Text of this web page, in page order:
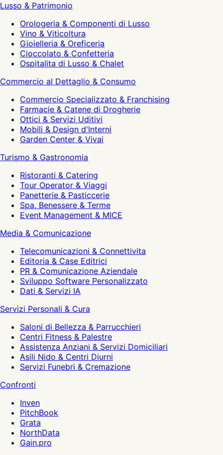
Lusso & Patrimonio
Orologeria & Componenti di Lusso
Vino & Viticoltura
Gioielleria & Oreficeria
Cioccolato & Confetteria
Ospitalita di Lusso & Chalet
Commercio al Dettaglio & Consumo
Commercio Specializzato & Franchising
Farmacie & Catene di Drogherie
Ottici & Servizi Uditivi
Mobili & Design d'Interni
Garden Center & Vivai
Turismo & Gastronomia
Ristoranti & Catering
Tour Operator & Viaggi
Panetterie & Pasticcerie
Spa, Benessere & Terme
Event Management & MICE
Media & Comunicazione
Telecomunicazioni & Connettivita
Editoria & Case Editrici
PR & Comunicazione Aziendale
Sviluppo Software Personalizzato
Dati & Servizi IA
Servizi Personali & Cura
Saloni di Bellezza & Parrucchieri
Centri Fitness & Palestre
Assistenza Anziani & Servizi Domiciliari
Asili Nido & Centri Diurni
Servizi Funebri & Cremazione
Confronti
Inven
PitchBook
Grata
NorthData
Gain.pro